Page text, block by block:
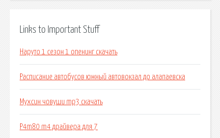
Links to Important Stuff
Наруто 1 сезон 1 опенинг скачать
Расписание автобусов южный автовокзал до алапаевска
Мухсин човуши mp3 скачать
P4m80 m4 драйвера для 7